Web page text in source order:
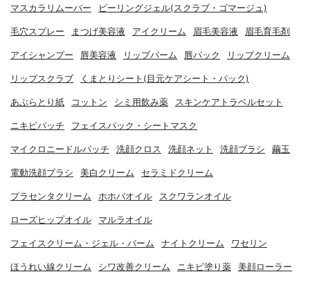
マスカラリムーバー ピーリングジェル(スクラブ・ゴマージュ)
毛穴スプレー まつげ美容液 アイクリーム 眉毛美容液 眉毛育毛剤
アイシャンプー 唇美容液 リップバーム 唇パック リップクリーム
リップスクラブ くまとりシート(目元ケアシート・パック)
あぶらとり紙 コットン シミ用飲み薬 スキンケアトラベルセット
ニキビパッチ フェイスパック・シートマスク
マイクロニードルパッチ 洗顔クロス 洗顔ネット 洗顔ブラシ 繭玉
電動洗顔ブラシ 美白クリーム セラミドクリーム
プラセンタクリーム ホホバオイル スクワランオイル
ローズヒップオイル マルラオイル
フェイスクリーム・ジェル・バーム ナイトクリーム ワセリン
ほうれい線クリーム シワ改善クリーム ニキビ塗り薬 美顔ローラー